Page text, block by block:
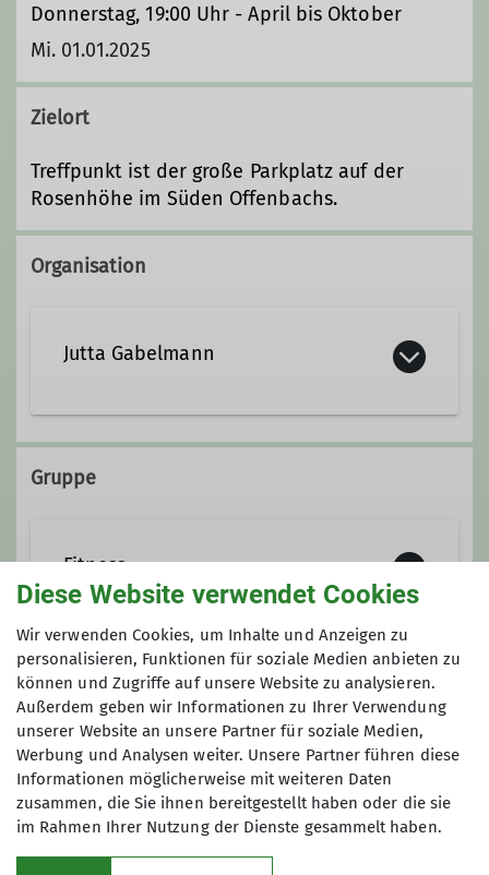
Donnerstag, 19:00 Uhr - April bis Oktober
Mi. 01.01.2025
Zielort
Treffpunkt ist der große Parkplatz auf der
Rosenhöhe im Süden Offenbachs.
Organisation
Jutta Gabelmann
0173 9385355
Ämter
2. Vorsitzende
Gruppe
Fitness
Mitglieder der Fitness Gruppe treffen
sich donnerstags zum gemeinsam
Sport treiben. Im Sommerhalbjahr ist
der Treffpunkt der große Parkplatz auf
der Rosenhöhe im Süden Offenbachs,
im Winterhalbjahr von November bis
Ostern ist dies die Turnhalle der
Friedrich Ebert Schule in Offenbach-
Anmeldung
Jeder kann mitmachen, jeder ist willkommen:
Spreche uns einfach an.
Diese Website verwendet Cookies
Wir verwenden Cookies, um Inhalte und Anzeigen zu
personalisieren, Funktionen für soziale Medien anbieten zu
können und Zugriffe auf unsere Website zu analysieren.
Außerdem geben wir Informationen zu Ihrer Verwendung
unserer Website an unsere Partner für soziale Medien,
Werbung und Analysen weiter. Unsere Partner führen diese
Informationen möglicherweise mit weiteren Daten
zusammen, die Sie ihnen bereitgestellt haben oder die sie
im Rahmen Ihrer Nutzung der Dienste gesammelt haben.